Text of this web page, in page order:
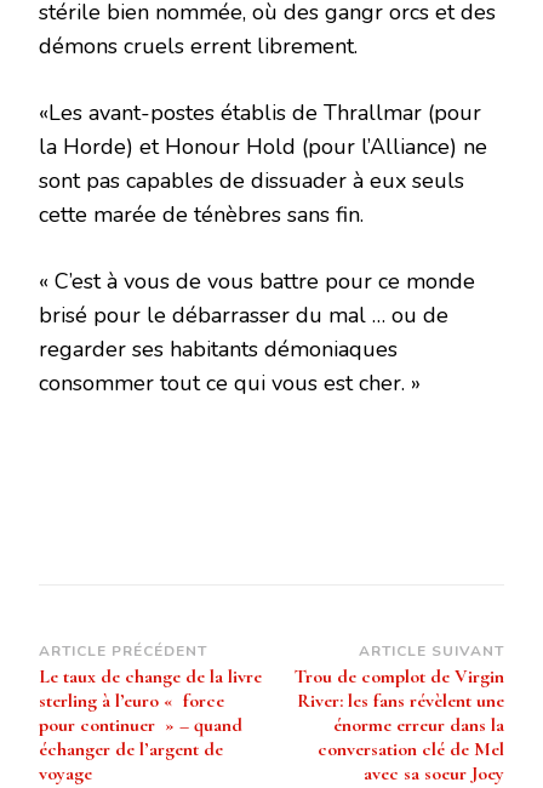
stérile bien nommée, où des gangr orcs et des
démons cruels errent librement.
«Les avant-postes établis de Thrallmar (pour
la Horde) et Honour Hold (pour l’Alliance) ne
sont pas capables de dissuader à eux seuls
cette marée de ténèbres sans fin.
« C’est à vous de vous battre pour ce monde
brisé pour le débarrasser du mal … ou de
regarder ses habitants démoniaques
consommer tout ce qui vous est cher. »
Navigation
d’article
ARTICLE PRÉCÉDENT
Le taux de change de la livre
sterling à l’euro « force
pour continuer » – quand
échanger de l’argent de
voyage
ARTICLE SUIVANT
Trou de complot de Virgin
River: les fans révèlent une
énorme erreur dans la
conversation clé de Mel
avec sa soeur Joey